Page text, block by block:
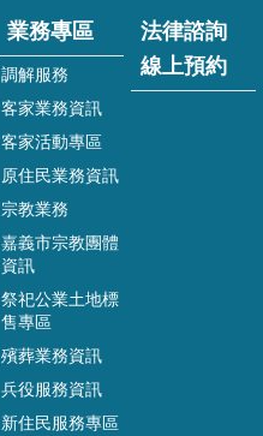
業務專區
調解服務
客家業務資訊
客家活動專區
原住民業務資訊
宗教業務
嘉義市宗教團體
資訊
祭祀公業土地標
售專區
殯葬業務資訊
兵役服務資訊
新住民服務專區
法律諮詢
線上預約